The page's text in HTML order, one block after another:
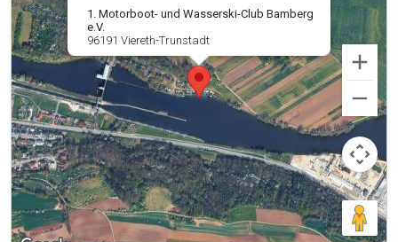
1. Motorboot- und Wasserski-Club Bamberg
e.V.
96191 Viereth-Trunstadt